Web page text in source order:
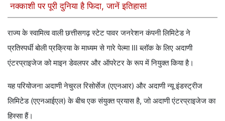
नक्काशी पर पूरी दुनिया है फिदा, जानें इतिहास!
राज्य के स्वामित्व वाली छत्तीसगढ़ स्टेट पावर जनरेशन कंपनी लिमिटेड ने
प्रतिस्पर्धी बोली प्रक्रिया के माध्यम से गारे पेल्मा III ब्लॉक के लिए अदाणी
एंटरप्राइजेज को माइन डेवलपर और ऑपरेटर के रूप में नियुक्त किया है।
यह परियोजना अदाणी नेचुरल रिसोर्सेज (एएनआर) और अदाणी न्यू इंडस्ट्रीज
लिमिटेड (एएनआईएल) के बीच एक संयुक्त प्रयास है, जो अदाणी एंटरप्राइजेज का
हिस्सा हैं।